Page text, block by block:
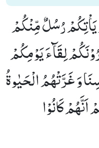
یَاْتِكُمْ رُسُلٌ مِّنْكُمْ
لِقَآءَ یَوْمِكُمْ
وَ غَرَّتْهُمُ الْحَیٰوةُ
كَانُوْا